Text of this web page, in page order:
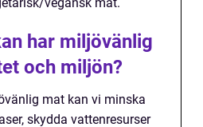
har miljövänlig
och miljön?
mat kan vi minska
skydda vattenresurser